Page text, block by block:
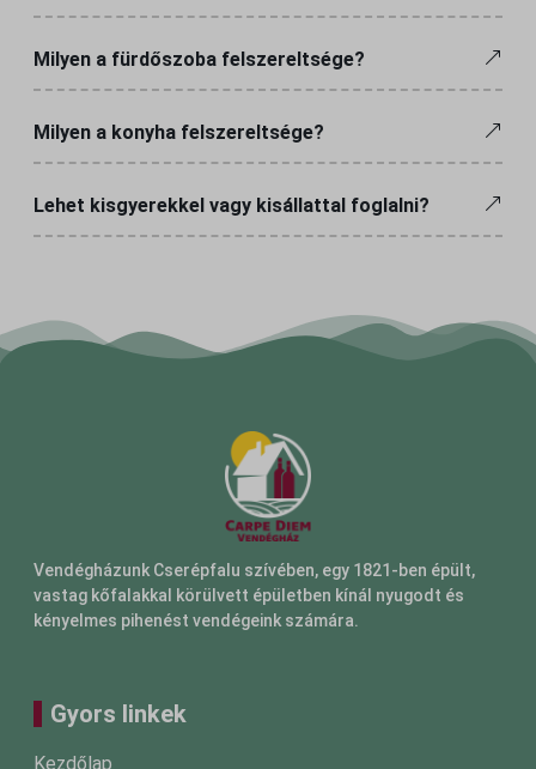
Milyen a fürdőszoba felszereltsége?
Milyen a konyha felszereltsége?
Lehet kisgyerekkel vagy kisállattal foglalni?
Vendégházunk Cserépfalu szívében, egy 1821-ben épült,
vastag kőfalakkal körülvett épületben kínál nyugodt és
kényelmes pihenést vendégeink számára.
Gyors linkek
Kezdőlap